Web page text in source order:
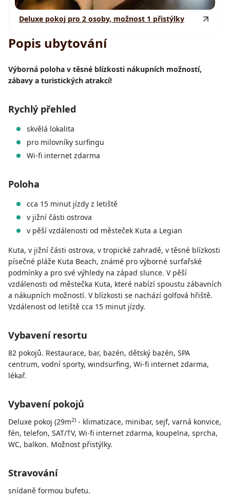
Deluxe pokoj pro 2 osoby, možnost 1 přistýlky
Popis ubytování
Výborná poloha v těsné blízkosti nákupních možností,
zábavy a turistických atrakcí!
Rychlý přehled
skvělá lokalita
pro milovníky surfingu
Wi-fi internet zdarma
Poloha
cca 15 minut jízdy z letiště
v jižní části ostrova
v pěší vzdálenosti od městeček Kuta a Legian
Kuta, v jižní části ostrova, v tropické zahradě, v těsné blízkosti
písečné pláže Kuta Beach, známé pro výborné surfařské
podmínky a pro své výhledy na západ slunce. V pěší
vzdálenosti od městečka Kuta, které nabízí spoustu zábavních
a nákupních možností. V blízkosti se nachází golfová hřiště.
Vzdálenost od letiště cca 15 minut jízdy.
Vybavení resortu
82 pokojů. Restaurace, bar, bazén, dětský bazén, SPA
centrum, vodní sporty, windsurfing, Wi-fi internet zdarma,
lékař.
Vybavení pokojů
Deluxe pokoj (29m2) - klimatizace, minibar, sejf, varná konvice,
fén, telefon, SAT/TV, Wi-fi internet zdarma, koupelna, sprcha,
WC, balkon. Možnost přistýlky.
Stravování
snídaně formou bufetu.